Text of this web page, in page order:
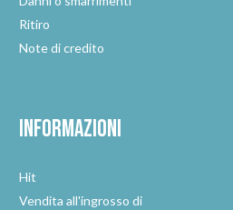
Ritiro
Note di credito
Informazioni
Hit
Vendita all'ingrosso di